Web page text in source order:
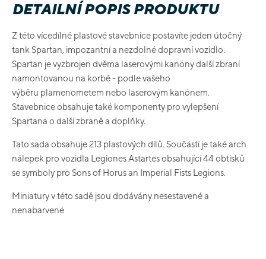
DETAILNÍ POPIS PRODUKTU
Z této vícedílné plastové stavebnice postavíte jeden útočný
tank Spartan, impozantní a nezdolné dopravní vozidlo.
Spartan je vyzbrojen dvěma laserovými kanóny další zbraní
namontovanou na korbě - podle vašeho
výběru plamenometem nebo laserovým kanónem.
Stavebnice obsahuje také komponenty pro vylepšení
Spartana o další zbraně a doplňky.
Tato sada obsahuje 213 plastových dílů. Součástí je také arch
nálepek pro vozidla Legiones Astartes obsahující 44 obtisků
se symboly pro Sons of Horus an Imperial Fists Legions.
Miniatury v této sadě jsou dodávány nesestavené a
nenabarvené